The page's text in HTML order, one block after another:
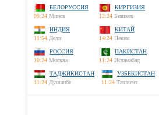
БЕЛОРУССИЯ
09:24 Минск
КИРГИЗИЯ
12:24 Бишкек
ИНДИЯ
11:54 Дели
КИТАЙ
14:24 Пекин
РОССИЯ
10:24 Москва
ПАКИСТАН
11:24 Исламабад
ТАДЖИКИСТАН
11:24 Душанбе
УЗБЕКИСТАН
11:24 Ташкент